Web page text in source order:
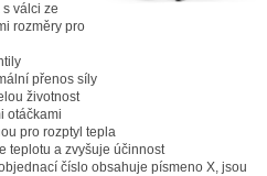
válci ze
rozměry pro
přenos síly
životnost
otáčkami
pro rozptyl tepla
teplotu a zvyšuje účinnost
číslo obsahuje písmeno X, jsou